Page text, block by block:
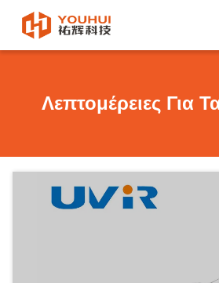
Λεπτομέρειες Για